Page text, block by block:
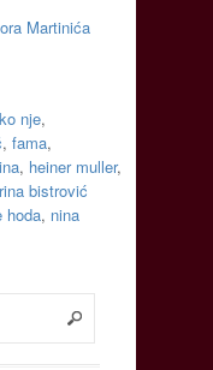
Martinića
nje,
, fama,
, heiner muller,
bistrović
hoda, nina